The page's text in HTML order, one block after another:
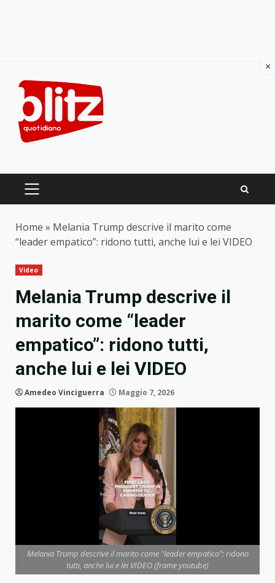
content
PRIMARY
Home » Melania Trump descrive il marito come
“leader empatico”: ridono tutti, anche lui e lei VIDEO
Video
Melania Trump descrive il
marito come “leader
empatico”: ridono tutti,
anche lui e lei VIDEO
Amedeo Vinciguerra Maggio 7, 2026
Melania Trump descrive il marito come "leader empatico": ridono
tutti, anche lui e lei VIDEO (frame youtube)
×